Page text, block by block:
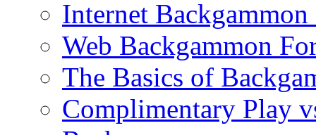
Internet
Web Backgammon
The Basics of
Complimentary Play